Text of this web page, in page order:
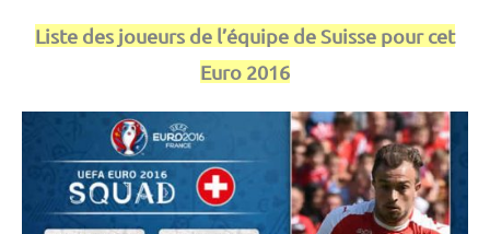
Liste des joueurs de l’équipe de Suisse pour cet
Euro 2016